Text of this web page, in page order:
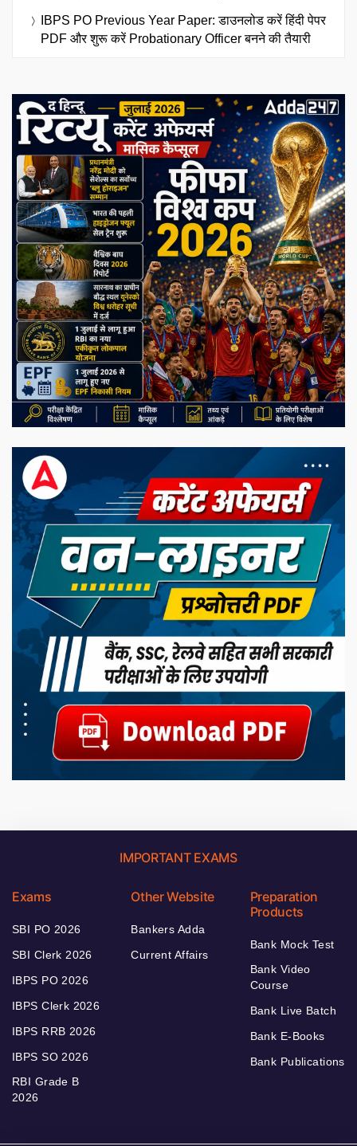
IBPS PO Previous Year Paper: डाउनलोड करें हिंदी पेपर
PDF और शुरू करें Probationary Officer बनने की तैयारी
IMPORTANT EXAMS
Exams
SBI PO 2026
SBI Clerk 2026
IBPS PO 2026
IBPS Clerk 2026
IBPS RRB 2026
IBPS SO 2026
RBI Grade B
2026
Other Website
Bankers Adda
Current Affairs
Preparation
Products
Bank Mock Test
Bank Video
Course
Bank Live Batch
Bank E-Books
Bank Publications